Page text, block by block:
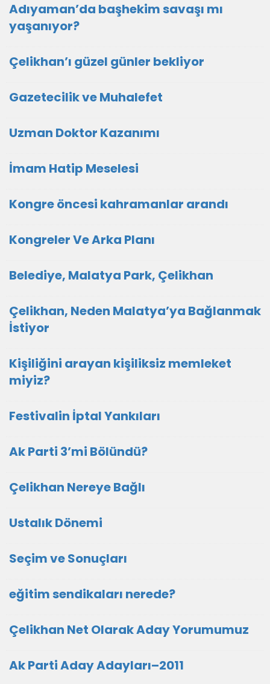
Adıyaman’da başhekim savaşı mı
yaşanıyor?
Çelikhan’ı güzel günler bekliyor
Gazetecilik ve Muhalefet
Uzman Doktor Kazanımı
İmam Hatip Meselesi
Kongre öncesi kahramanlar arandı
Kongreler Ve Arka Planı
Belediye, Malatya Park, Çelikhan
Çelikhan, Neden Malatya’ya Bağlanmak
İstiyor
Kişiliğini arayan kişiliksiz memleket
miyiz?
Festivalin İptal Yankıları
Ak Parti 3’mi Bölündü?
Çelikhan Nereye Bağlı
Ustalık Dönemi
Seçim ve Sonuçları
eğitim sendikaları nerede?
Çelikhan Net Olarak Aday Yorumumuz
Ak Parti Aday Adayları–2011